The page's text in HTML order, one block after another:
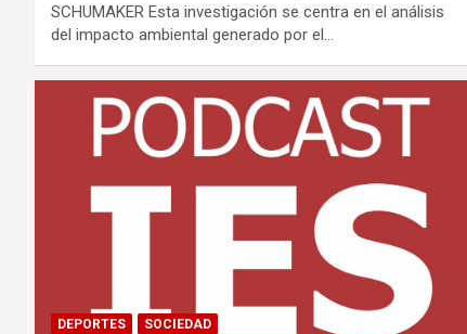
SCHUMAKER Esta investigación se centra en el análisis
del impacto ambiental generado por el…
DEPORTES SOCIEDAD